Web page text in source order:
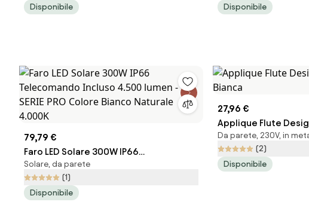
Disponibile
Disponibile
79,79 €
Faro LED Solare 300W IP66
Telecomando Incluso 4.500 lumen -
SERIE PRO Colore Bianco Naturale
4.000K
Solare, da parete
(1)
Disponibile
27,96 €
Applique Flute
Da parete, 230V, in
(2)
Disponibile